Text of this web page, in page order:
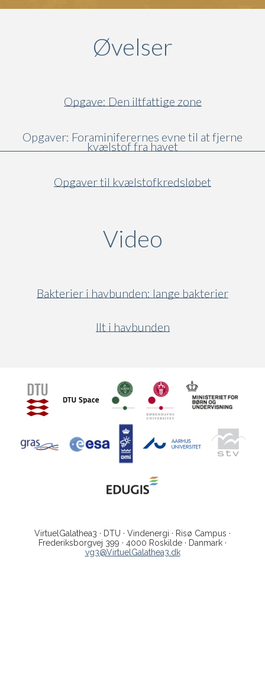
Øvelser
Opgave: Den iltfattige zone
Opgaver: Foraminiferernes evne til at fjerne
kvælstof fra havet
Opgaver til kvælstofkredsløbet
Video
Bakterier i havbunden: lange bakterier
Ilt i havbunden
VirtuelGalathea3 · DTU · Vindenergi · Risø Campus ·
Frederiksborgvej 399 · 4000 Roskilde · Danmark ·
vg3@VirtuelGalathea3.dk